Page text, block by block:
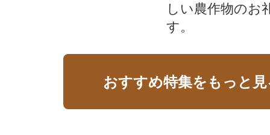
しい農作物のお
す。​
おすすめ特集をもっと